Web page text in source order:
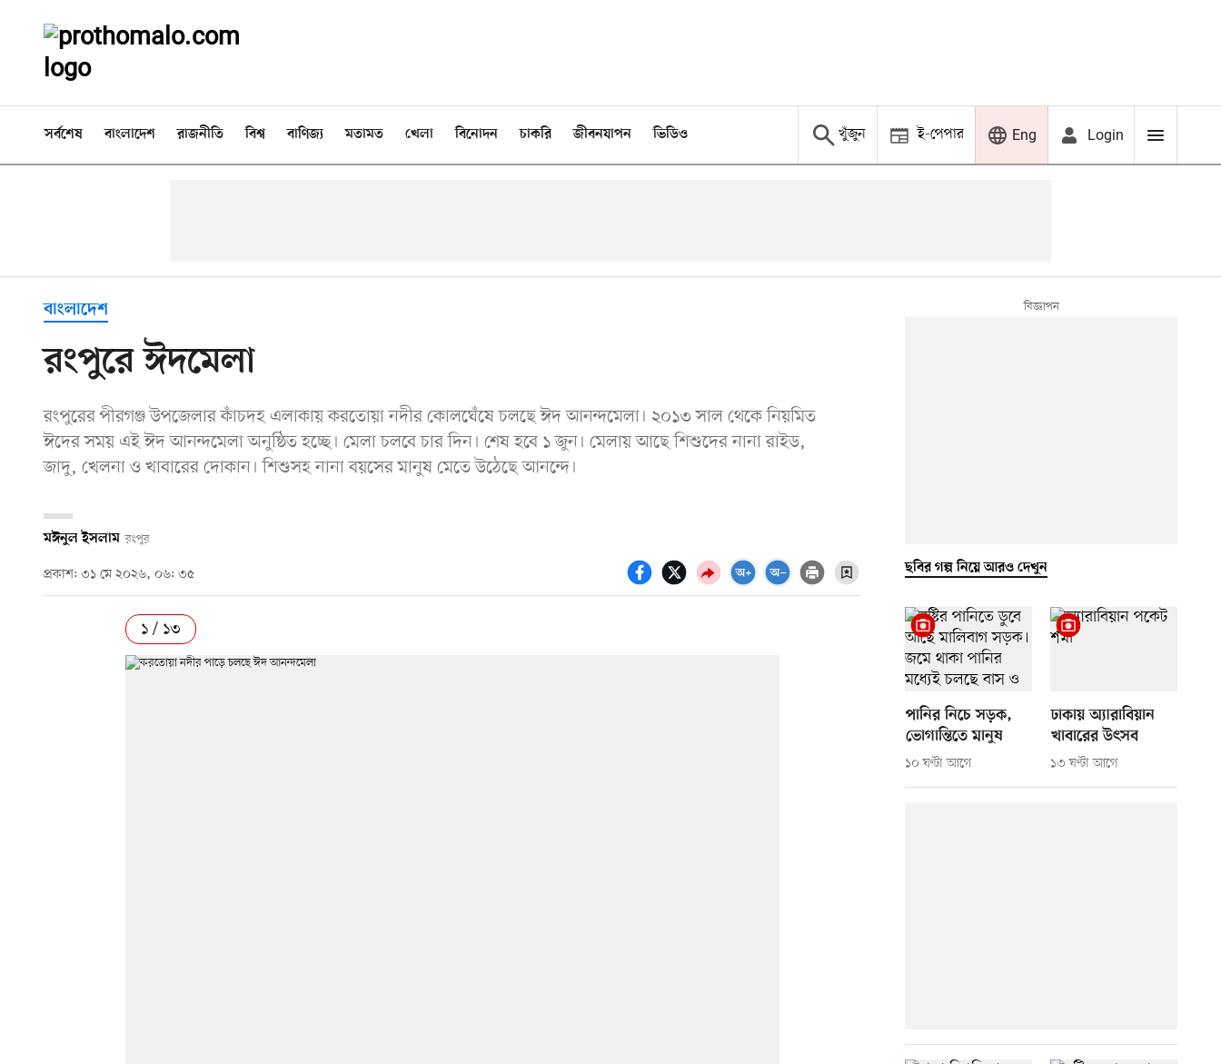
সর্বশেষ বাংলাদেশ রাজনীতি বিশ্ব বাণিজ্য মতামত খেলা বিনোদন চাকরি জীবনযাপন ভিডিও খুঁজুন ই-পেপার Eng Login
বাংলাদেশ
রংপুরে ঈদমেলা
রংপুরের পীরগঞ্জ উপজেলার কাঁচদহ এলাকায় করতোয়া নদীর কোলঘেঁষে চলছে ঈদ আনন্দমেলা। ২০১৩ সাল থেকে নিয়মিত
ঈদের সময় এই ঈদ আনন্দমেলা অনুষ্ঠিত হচ্ছে। মেলা চলবে চার দিন। শেষ হবে ১ জুন। মেলায় আছে শিশুদের নানা রাইড,
জাদু, খেলনা ও খাবারের দোকান। শিশুসহ নানা বয়সের মানুষ মেতে উঠেছে আনন্দে।
মঈনুল ইসলাম রংপুর
প্রকাশ: ৩১ মে ২০২৬, ০৬: ৩৫
১ / ১৩
ছবির গল্প নিয়ে আরও দেখুন
পানির নিচে সড়ক,
ভোগান্তিতে মানুষ
১০ ঘণ্টা আগে
ঢাকায় অ্যারাবিয়ান
খাবারের উৎসব
১৩ ঘণ্টা আগে